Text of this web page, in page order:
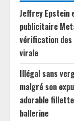
Jeffrey Epstein
publicitaire
vérification
virale
Illégal sans
malgré son
adorable
ballerine